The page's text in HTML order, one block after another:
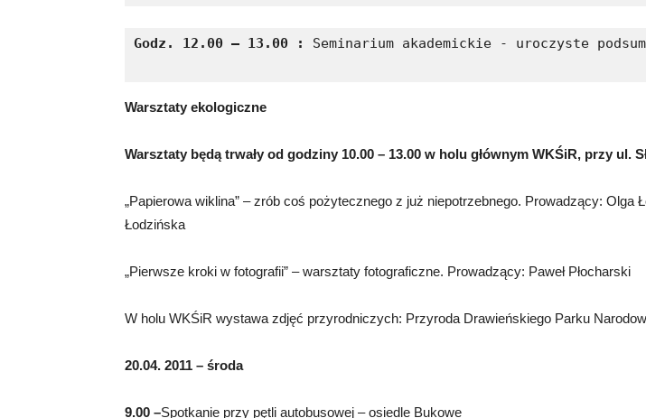
Godz. 12.00 – 13.00 : Seminarium akademickie - uroczyste
Warsztaty ekologiczne
Warsztaty będą trwały od godziny 10.00 – 13.00 w holu głównym WKŚiR, przy ul.
„Papierowa wiklina” – zrób coś pożytecznego z już niepotrzebnego. Prowadzący: Olga
Łodzińska
„Pierwsze kroki w fotografii” – warsztaty fotograficzne. Prowadzący: Paweł Płocharski
W holu WKŚiR wystawa zdjęć przyrodniczych: Przyroda Drawieńskiego Parku
20.04. 2011 – środa
9.00 –Spotkanie przy pętli autobusowej – osiedle Bukowe